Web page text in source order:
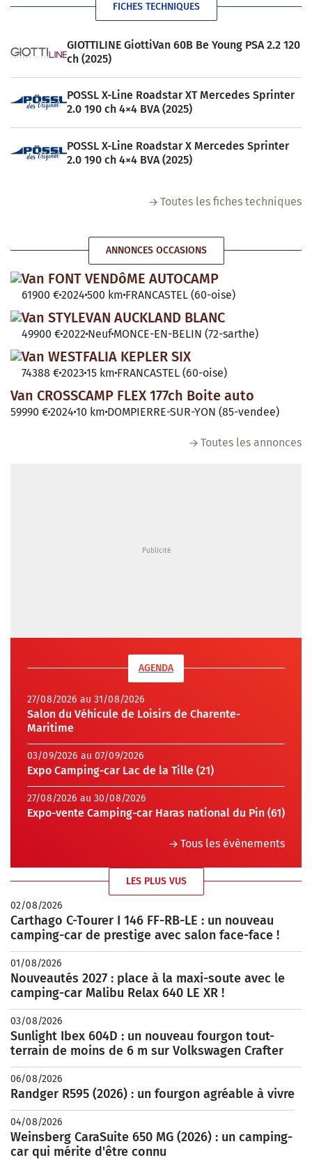
FICHES TECHNIQUES
GIOTTILINE GiottiVan 60B Be Young PSA 2.2 120
ch (2025)
POSSL X-Line Roadstar XT Mercedes Sprinter
2.0 190 ch 4×4 BVA (2025)
POSSL X-Line Roadstar X Mercedes Sprinter
2.0 190 ch 4×4 BVA (2025)
Toutes les fiches techniques
ANNONCES OCCASIONS
Van FONT VENDôME AUTOCAMP
61900 €2024 500 km FRANCASTEL (60-oise)
Van STYLEVAN AUCKLAND BLANC
49900 €2022 Neuf MONCE-EN-BELIN (72-sarthe)
Van WESTFALIA KEPLER SIX
74388 €2023 15 km FRANCASTEL (60-oise)
Van CROSSCAMP FLEX 177ch Boite auto
59990 €2024 10 km DOMPIERRE-SUR-YON (85-vendee)
Toutes les annonces
AGENDA
27/08/2026 au 31/08/2026
Salon du Véhicule de Loisirs de Charente-
Maritime
03/09/2026 au 07/09/2026
Expo Camping-car Lac de la Tille (21)
27/08/2026 au 30/08/2026
Expo-vente Camping-car Haras national du Pin (61)
Tous les évènements
LES PLUS VUS
02/08/2026
Carthago C-Tourer I 146 FF-RB-LE : un nouveau
camping-car de prestige avec salon face-face !
01/08/2026
Nouveautés 2027 : place à la maxi-soute avec le
camping-car Malibu Relax 640 LE XR !
03/08/2026
Sunlight Ibex 604D : un nouveau fourgon tout-
terrain de moins de 6 m sur Volkswagen Crafter
06/08/2026
Randger R595 (2026) : un fourgon agréable à vivre
04/08/2026
Weinsberg CaraSuite 650 MG (2026) : un camping-
car qui mérite d'être connu